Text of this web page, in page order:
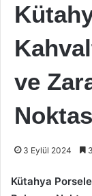
ve
3 Eylül 2024
Kütahya